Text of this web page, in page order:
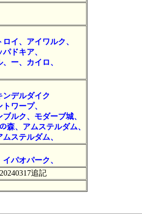
イ、アイワルク、
ドキア、
ー、カイロ、
デルダイク
ワープ、
ルク、モダーブ城、
森、アムステルダム、
ステルダム、
パオパーク、
追記